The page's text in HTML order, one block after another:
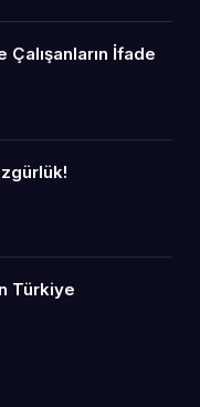
Çalışanların İfade
Türkiye